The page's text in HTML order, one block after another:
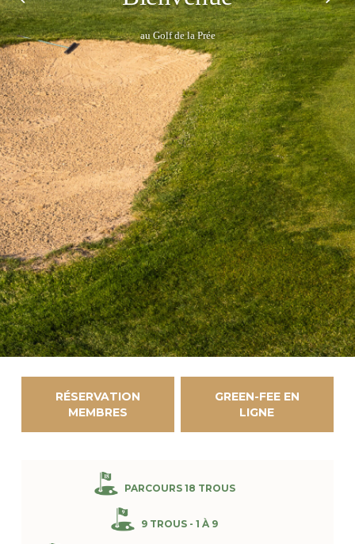
au Golf de la Prée
RÉSERVATION
MEMBRES
GREEN-FEE EN
LIGNE
PARCOURS 18 TROUS
9 TROUS - 1 À 9